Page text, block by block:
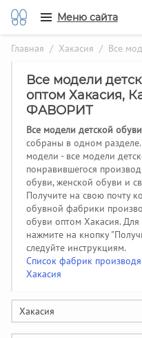
Меню сайта
Главная / Хакасия / Все
Все модели
оптом Хакасия,
ФАВОРИТ
Все модели детской обуви
собраны в одном
модели - все модели
понравившегося
обуви, женской обуви и
Получите на свою почту
обувной фабрики
обуви оптом Хакасия. Для
нажмите на кнопку
следуйте инструкциям.
Список фабрик
Хакасия
Хакасия